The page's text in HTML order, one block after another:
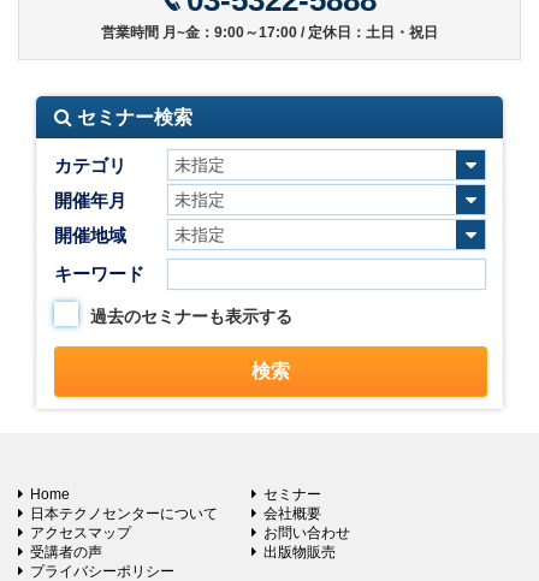
営業時間 月~金：9:00～17:00 / 定休日：土日・祝日
セミナー検索
カテゴリ
開催年月
開催地域
キーワード
過去のセミナーも表示する
Home
セミナー
日本テクノセンターについて
会社概要
アクセスマップ
お問い合わせ
受講者の声
出版物販売
プライバシーポリシー